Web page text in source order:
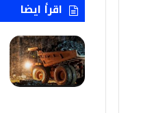
اقرأ ايضا